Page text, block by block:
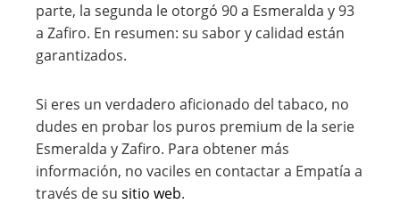
parte, la segunda le otorgó 90 a Esmeralda y 93
a Zafiro. En resumen: su sabor y calidad están
garantizados.
Si eres un verdadero aficionado del tabaco, no
dudes en probar los puros premium de la serie
Esmeralda y Zafiro. Para obtener más
información, no vaciles en contactar a Empatía a
través de su sitio web.